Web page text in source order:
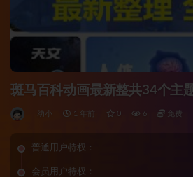
斑马百科动画最新整共34个主
幼小 1 年前 0 6 免费
普通用户特权：
会员用户特权：